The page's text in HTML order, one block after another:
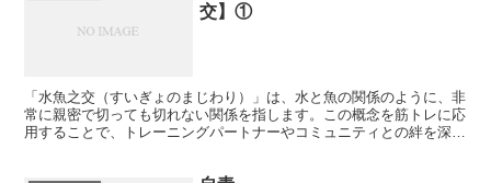
交】①
「水魚之交（すいぎょのまじわり）」は、水と魚の関係のように、非
常に親密で切っても切れない関係を指します。この概念を筋トレに応
用することで、トレーニングパートナーやコミュニティとの絆を深